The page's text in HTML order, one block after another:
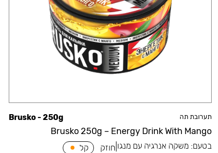
תערובת תה
Brusko 250g – Energy Drink With Mango
Brusko - 250g
בטעם: משקה אנרגיה עם מנגו חוזק קל